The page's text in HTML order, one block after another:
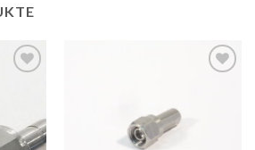
Wunschliste